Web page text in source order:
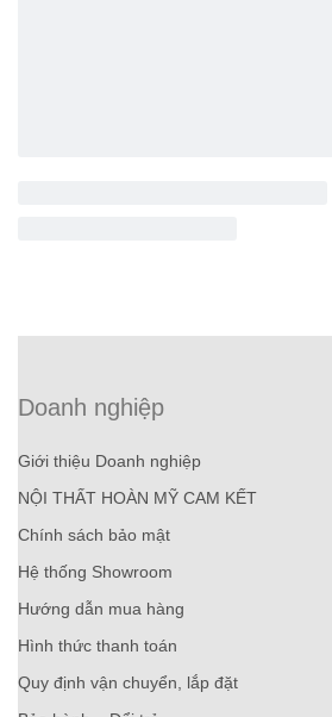
Doanh nghiệp
Giới thiệu Doanh nghiệp
NỘI THẤT HOÀN MỸ CAM KẾT
Chính sách bảo mật
Hệ thống Showroom
Hướng dẫn mua hàng
Hình thức thanh toán
Quy định vận chuyển, lắp đặt